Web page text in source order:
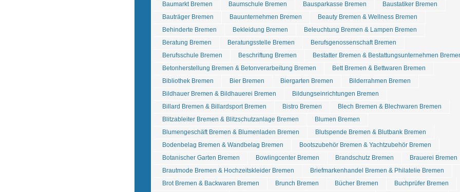
Baumarkt Bremen
Baumschule Bremen Bausparkasse Bremen
Baustatiker Bremen
Bauträger Bremen
Bauunternehmen Bremen
Beauty Bremen & Wellness Bremen
Behinderte Bremen
Bekleidung Bremen
Beleuchtung Bremen & Lampen Bremen
Beratung Bremen
Beratungsstelle Bremen
Berufsgenossenschaft Bremen
Berufsschule Bremen
Beschriftung Bremen
Bestatter Bremen & Bestattungsunternehmen
Betonherstellung Bremen & Betonverarbeitung Bremen
Bett Bremen & Bettwaren Bremen
Bibliothek Bremen
Bier Bremen Biergarten Bremen
Bilderrahmen Bremen
Bildhauer Bremen & Bildhauerei Bremen
Bildungseinrichtungen Bremen
Billard Bremen & Billardsport Bremen
Bistro Bremen
Blech Bremen & Blechwaren Bremen
Blitzableiter Bremen & Blitzschutzanlage Bremen
Blumen Bremen
Blumengeschäft Bremen & Blumenladen Bremen
Blutspende Bremen & Blutbank Bremen
Bodenbelag Bremen & Wandbelag Bremen
Bootszubehör Bremen & Yachtzubehör Bremen
Botanischer Garten Bremen
Bowlingcenter Bremen Brandschutz Bremen
Brauerei Bremen
Brautmode Bremen & Hochzeitskleider Bremen
Briefmarkenhandel Bremen & Philatelie Bremen
Brot Bremen & Backwaren Bremen
Brunch Bremen Bücher Bremen
Buchprüfer Bremen